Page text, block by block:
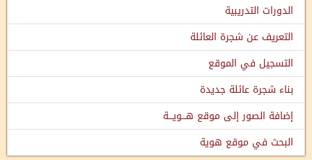
الدورات التدريبية
التعريف عن شجرة العائلة
التسجيل في الموقع
بناء شجرة عائلة جديدة
إضافة الصور إلى موقع هـــويـــة
البحث في موقع هوية